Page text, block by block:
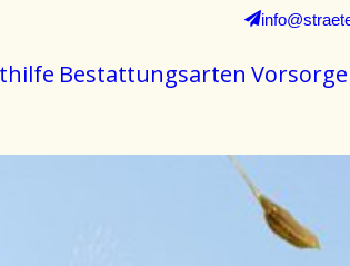
Bestattungsarten Vorsorge